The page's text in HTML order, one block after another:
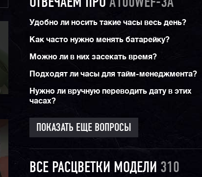
ОТВЕЧАЕМ ПРО A100WEF-3A
Удобно ли носить такие часы весь день?
Как часто нужно менять батарейку?
Можно ли в них засекать время?
Подходят ли часы для тайм-менеджмента?
Нужно ли вручную переводить дату в этих
часах?
ПОКАЗАТЬ ЕЩЕ ВОПРОСЫ
ВСЕ РАСЦВЕТКИ МОДЕЛИ 310